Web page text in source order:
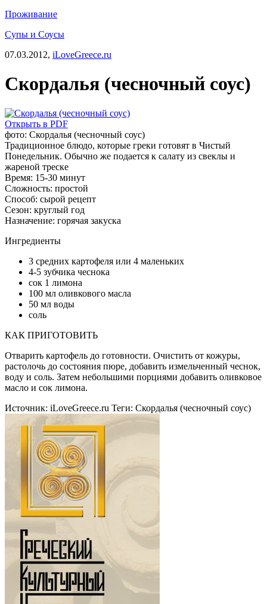
Проживание
Супы и Соусы
07.03.2012, iLoveGreece.ru
Скордалья (чесночный соус)
Открыть в PDF
фото: Скордалья (чесночный соус)
Традиционное блюдо, которые греки готовят в Чистый
Понедельник. Обычно же подается к салату из свеклы и
жареной треске
Время: 15-30 минут
Сложность: простой
Способ: сырой рецепт
Сезон: круглый год
Назначение: горячая закуска
Ингредиенты
3 средних картофеля или 4 маленьких
4-5 зубчика чеснока
сок 1 лимона
100 мл оливкового масла
50 мл воды
соль
КАК ПРИГОТОВИТЬ
Отварить картофель до готовности. Очистить от кожуры,
растолочь до состояния пюре, добавить измельченный чеснок,
воду и соль. Затем небольшими порциями добавить оливковое
масло и сок лимона.
Источник: iLoveGreece.ru Теги: Скордалья (чесночный соус)